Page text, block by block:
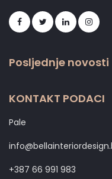
Posljednje novosti
KONTAKT PODACI
Pale
+387 66 991 983